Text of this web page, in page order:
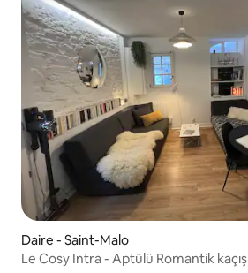
Daire - Saint-Malo
Le Cosy Intra - Aptülü Romantik kaçış